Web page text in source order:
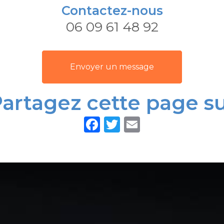
Contactez-nous
06 09 61 48 92
Envoyer un message
cette page
Facebook
Twitter